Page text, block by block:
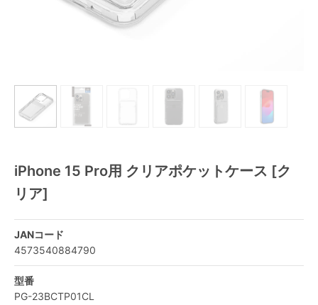
iPhone 15 Pro用 クリアポケットケース [ク
リア]
JANコード
4573540884790
型番
PG-23BCTP01CL